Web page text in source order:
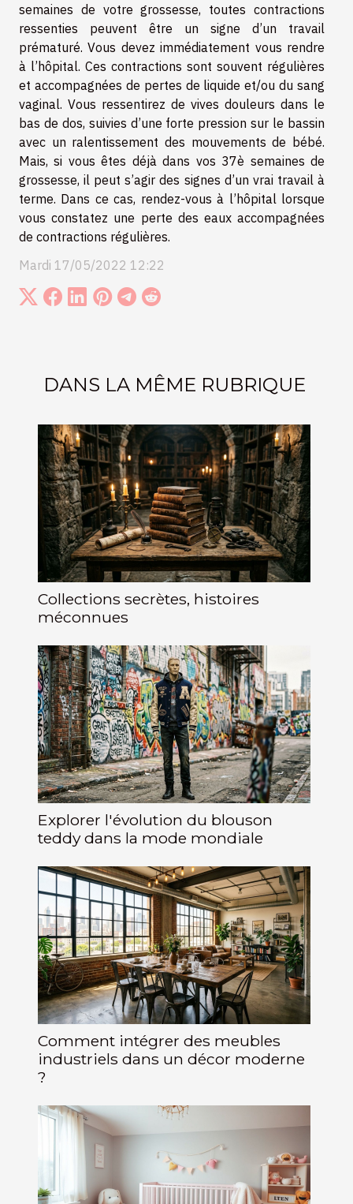
semaines de votre grossesse, toutes contractions
ressenties peuvent être un signe d’un travail
prématuré. Vous devez immédiatement vous rendre
à l’hôpital. Ces contractions sont souvent régulières
et accompagnées de pertes de liquide et/ou du sang
vaginal. Vous ressentirez de vives douleurs dans le
bas de dos, suivies d’une forte pression sur le bassin
avec un ralentissement des mouvements de bébé.
Mais, si vous êtes déjà dans vos 37è semaines de
grossesse, il peut s’agir des signes d’un vrai travail à
terme. Dans ce cas, rendez-vous à l’hôpital lorsque
vous constatez une perte des eaux accompagnées
de contractions régulières.
Mardi 17/05/2022 12:22
DANS LA MÊME RUBRIQUE
Collections secrètes, histoires
méconnues
Explorer l'évolution du blouson
teddy dans la mode mondiale
Comment intégrer des meubles
industriels dans un décor moderne
?